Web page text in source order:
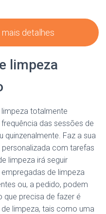
mais detalhes
limpeza
totalmente
das sessões de
quinzenalmente. Faz a sua
com tarefas
limpeza irá seguir
de limpeza
ou, a pedido, podem
que precisa de fazer é
limpeza, tais como uma